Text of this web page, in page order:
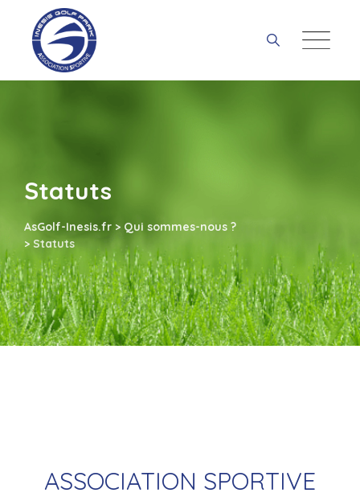
content
Statuts
AsGolf-Inesis.fr > Qui sommes-nous ?
> Statuts
ASSOCIATION SPORTIVE